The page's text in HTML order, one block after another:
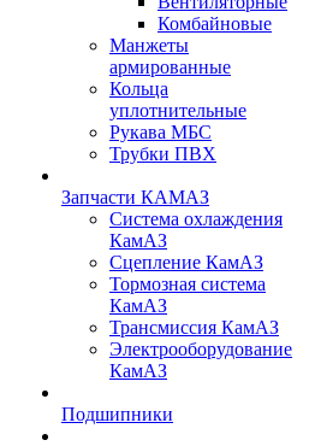
Комбайновые
Манжеты
армированные
Кольца
уплотнительные
Рукава МБС
Трубки ПВХ
Запчасти КАМАЗ
Система охлаждения
КамАЗ
Сцепление КамАЗ
Тормозная система
КамАЗ
Трансмиссия КамАЗ
Электрооборудование
КамАЗ
Подшипники